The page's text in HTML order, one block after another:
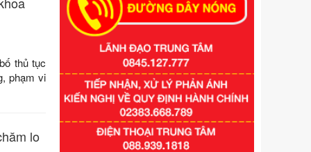
thủ tục
phạm vi
lo
Số kí hiệu:351/2025/NĐ-CP
Tên: Nghị định số 351/2025/NĐ-CP
của Chính phủ: Quy định chuẩn
nghèo đa chiều quốc gia giai đoạn
2026 - 2030
Ngày ban hành: 29/12/2026